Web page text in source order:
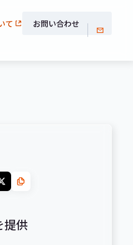
て お問い合わせ
提供